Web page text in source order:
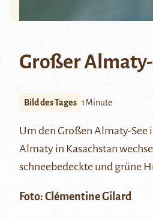
Großer
Bild des Tages 1Minute
Um den Großen Almaty-See
Almaty in Kasachstan
schneebedeckte und grüne
Foto: Clémentine Gilard